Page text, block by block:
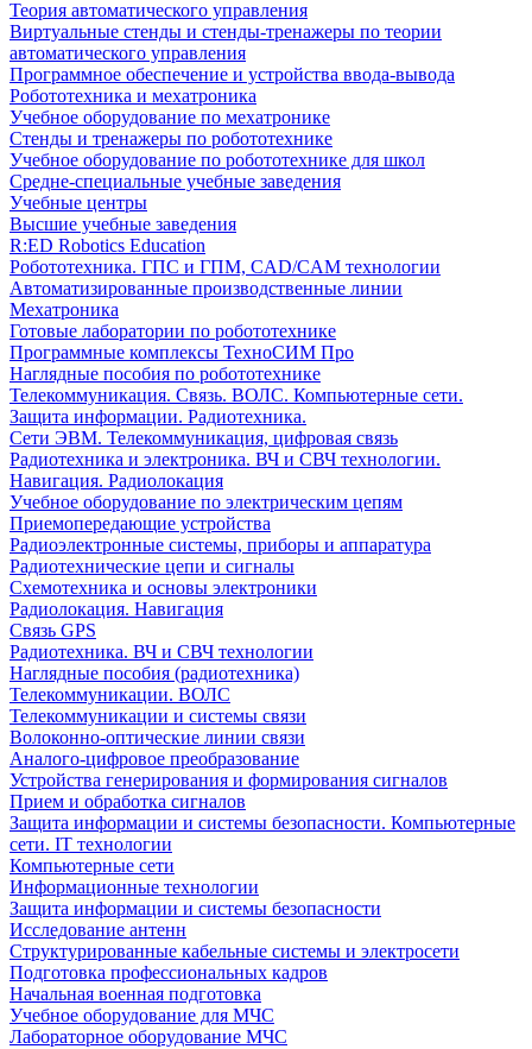
Теория автоматического управления
Виртуальные стенды и стенды-тренажеры по теории
автоматического управления
Программное обеспечение и устройства ввода-вывода
Робототехника и мехатроника
Учебное оборудование по мехатронике
Стенды и тренажеры по робототехнике
Учебное оборудование по робототехнике для школ
Средне-специальные учебные заведения
Учебные центры
Высшие учебные заведения
R:ED Robotics Education
Робототехника. ГПС и ГПМ, CAD/CAM технологии
Автоматизированные производственные линии
Мехатроника
Готовые лаборатории по робототехнике
Программные комплексы ТехноСИМ Про
Наглядные пособия по робототехнике
Телекоммуникация. Связь. ВОЛС. Компьютерные сети.
Защита информации. Радиотехника.
Сети ЭВМ. Телекоммуникация, цифровая связь
Радиотехника и электроника. ВЧ и СВЧ технологии.
Навигация. Радиолокация
Учебное оборудование по электрическим цепям
Приемопередающие устройства
Радиоэлектронные системы, приборы и аппаратура
Радиотехнические цепи и сигналы
Схемотехника и основы электроники
Радиолокация. Навигация
Связь GPS
Радиотехника. ВЧ и СВЧ технологии
Наглядные пособия (радиотехника)
Телекоммуникации. ВОЛС
Телекоммуникации и системы связи
Волоконно-оптические линии связи
Аналого-цифровое преобразование
Устройства генерирования и формирования сигналов
Прием и обработка сигналов
Защита информации и системы безопасности. Компьютерные
сети. IT технологии
Компьютерные сети
Информационные технологии
Защита информации и системы безопасности
Исследование антенн
Структурированные кабельные системы и электросети
Подготовка профессиональных кадров
Начальная военная подготовка
Учебное оборудование для МЧС
Лабораторное оборудование МЧС